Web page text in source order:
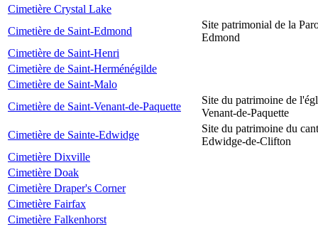
Cimetière Crystal Lake
Cimetière de Saint-Edmond
Site patrimonial de la
Edmond
Cimetière de Saint-Henri
Cimetière de Saint-Herménégilde
Cimetière de Saint-Malo
Cimetière de Saint-Venant-de-Paquette
Site du patrimoine de
Venant-de-Paquette
Cimetière de Sainte-Edwidge
Site du patrimoine du
Edwidge-de-Clifton
Cimetière Dixville
Cimetière Doak
Cimetière Draper's Corner
Cimetière Fairfax
Cimetière Falkenhorst